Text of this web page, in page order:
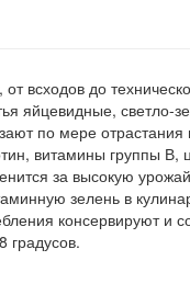
всходов до
яйцевидные, светло-
по мере отрастания
витамины группы В,
за высокую
зелень в
консервируют и
градусов.